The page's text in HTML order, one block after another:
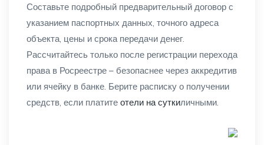
Составьте подробный предварительный договор с
указанием паспортных данных, точного адреса
объекта, цены и срока передачи денег.
Рассчитайтесь только после регистрации перехода
права в Росреестре – безопаснее через аккредитив
или ячейку в банке. Берите расписку о получении
средств, если платите отели на суткиличными.